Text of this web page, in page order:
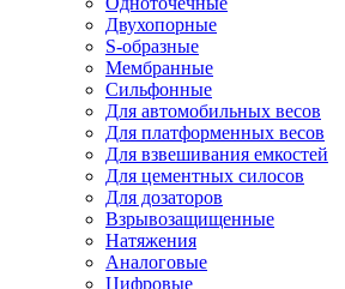
Двухопорные
S-образные
Мембранные
Сильфонные
Для автомобильных весов
Для платформенных весов
Для взвешивания емкостей
Для цементных силосов
Для дозаторов
Взрывозащищенные
Натяжения
Аналоговые
Цифровые